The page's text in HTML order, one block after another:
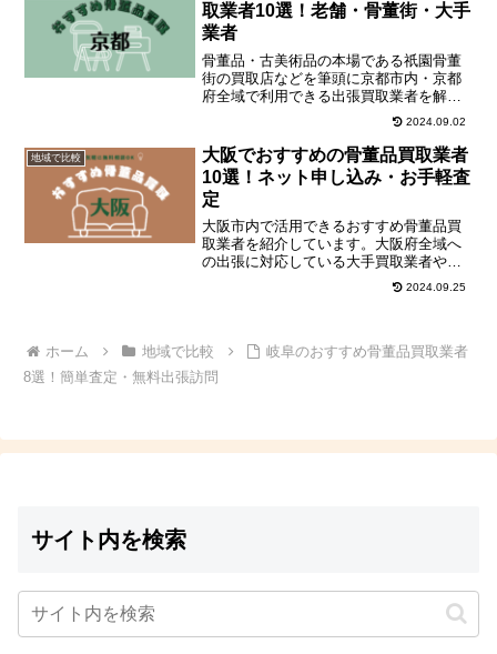
取業者10選！老舗・骨董街・大手
業者
骨董品・古美術品の本場である祇園骨董
街の買取店などを筆頭に京都市内・京都
府全域で利用できる出張買取業者を解説
しています。繊細な骨董品は出張買取で
2024.09.02
地域で比較
大阪でおすすめの骨董品買取業者
10選！ネット申し込み・お手軽査
定
大阪市内で活用できるおすすめ骨董品買
取業者を紹介しています。大阪府全域へ
の出張に対応している大手買取業者や地
域密着型業者をチェックしてください。
2024.09.25
ホーム 地域で比較
岐阜のおすすめ骨董品買取業者
8選！簡単査定・無料出張訪問
サイト内を検索